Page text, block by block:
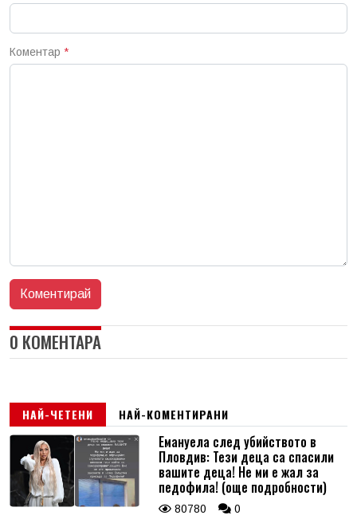
Коментар *
0 КОМЕНТАРА
НАЙ-ЧЕТЕНИ НАЙ-КОМЕНТИРАНИ
Емануела след убийството в
Пловдив: Тези деца са спасили
вашите деца! Не ми е жал за
педофила! (още подробности)
80780 0